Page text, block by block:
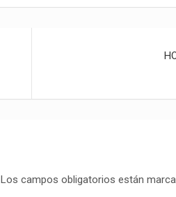
Los campos obligatorios están